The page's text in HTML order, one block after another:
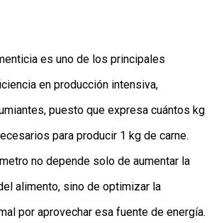
es uno de los principales
en producción intensiva,
puesto que expresa cuántos kg
para producir 1 kg de carne.
no depende solo de aumentar la
alimento, sino de optimizar la
por aprovechar esa fuente de energía.